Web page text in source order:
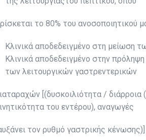
το 80% του ανοσοποιητικού
Κλινικά αποδεδειγμένο στη μείωση
Κλινικά αποδεδειγμένο στην
των λειτουργικών γαστρεντερικών
[(δυσκοιλιότητα / διάρροια
του εντέρου), αναγωγές
τον ρυθμό γαστρικής κένωσης)]